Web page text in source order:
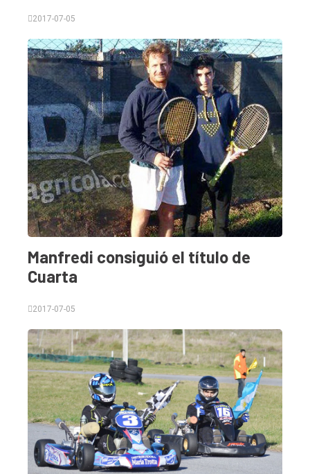
Entrevistas
Rural
Deportes
Fúnebres
Edición
Empresa
Nosotros
Contacto
2017-07-05
Manfredi consiguió el título de
Cuarta
2017-07-05